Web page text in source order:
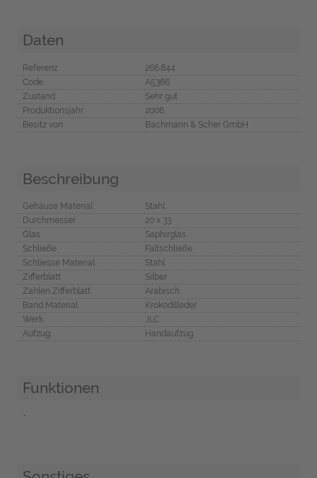
Daten
Referenz
266.844
Code
A5366
Zustand
Sehr gut
Produktionsjahr
2006
Besitz von
Bachmann & Scher GmbH
Beschreibung
Gehäuse Material
Stahl
Durchmesser
20 x 33
Glas
Saphirglas
Schließe
Faltschließe
Schliesse Material
Stahl
Zifferblatt
Silber
Zahlen Zifferblatt
Arabisch
Band Material
Krokodilleder
Werk
JLC
Aufzug
Handaufzug
Funktionen
-